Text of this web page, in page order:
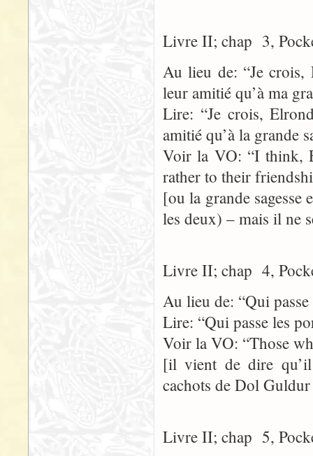
Livre II; chap 3,
Au lieu de: “Je crois,
leur amitié qu’à ma
Lire: “Je crois,
amitié qu’à la grande
Voir la VO: “I think,
rather to their
[ou la grande sagesse
les deux) – mais il ne
Livre II; chap 4,
Au lieu de: “Qui
Lire: “Qui passe les
Voir la VO: “Those
[il vient de dire
cachots de Dol
Livre II; chap 5,